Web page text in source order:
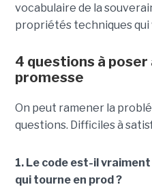
vocabulaire de la
propriétés techniques qui
4 questions à
promesse
On peut ramener la
questions. Difficiles à
1. Le code est-il
qui tourne en prod ?